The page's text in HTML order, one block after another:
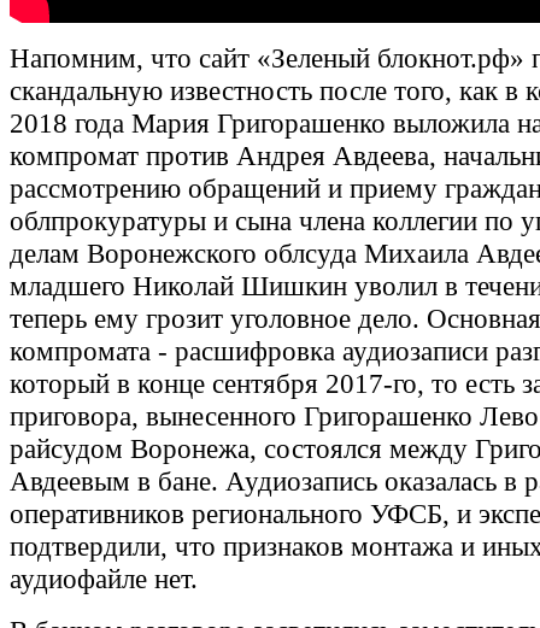
Напомним, что сайт «Зеленый блокнот.рф»
скандальную известность после того, как в
2018 года Мария Григорашенко выложила
компромат против Андрея Авдеева,
рассмотрению обращений и приему
облпрокуратуры и сына члена коллегии по
делам Воронежского облсуда Михаила
младшего Николай Шишкин уволил в
теперь ему грозит уголовное дело.
компромата - расшифровка аудиозаписи
который в конце сентября 2017-го, то есть
приговора, вынесенного Григорашенко
райсудом Воронежа, состоялся между
Авдеевым в бане. Аудиозапись оказалась в
оперативников регионального УФСБ, и
подтвердили, что признаков монтажа и
аудиофайле нет.